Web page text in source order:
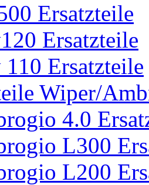
Ersatzteile
Ersatzteile
Ersatzteile
Wiper/
4.0
L300
L200